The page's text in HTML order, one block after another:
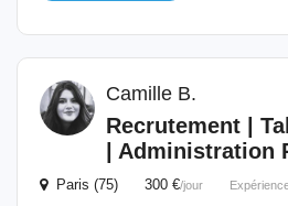
Camille B.
Recrutement |
| Administration
Paris (75) 300 €/jour